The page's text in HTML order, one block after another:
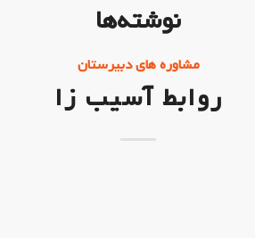
نوشته‌ها
مشاوره های دبیرستان
روابط آسیب زا